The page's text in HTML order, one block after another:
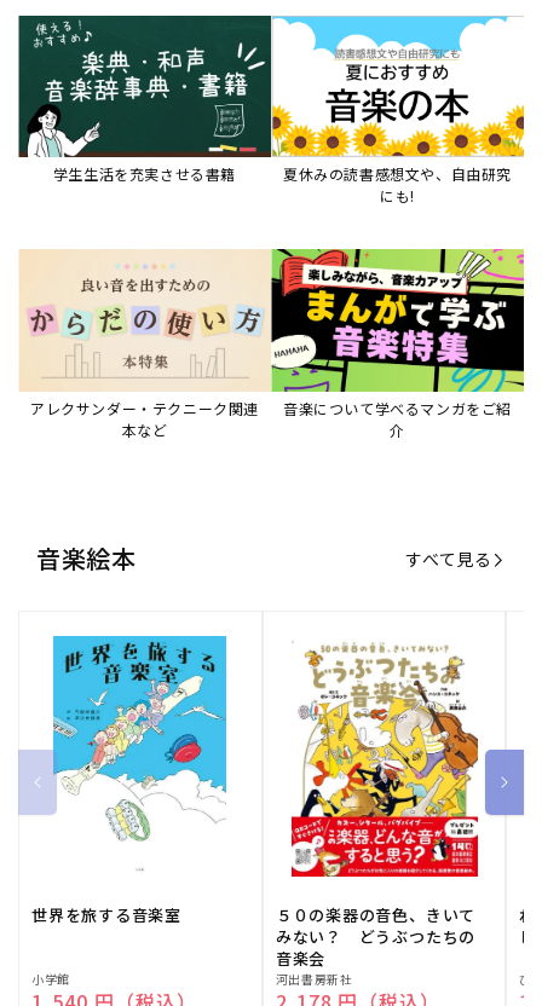
学生生活を充実させる書籍
夏休みの読書感想文や、自由研究
にも!
アレクサンダー・テクニーク関連
本など
音楽について学べるマンガをご紹
介
音楽絵本 すべて見る
世界を旅する音楽室
販
小学館
５０の楽器の音色、きいて
みない？ どうぶつたちの
音楽会
販
河出書房新社
ね
販ひ